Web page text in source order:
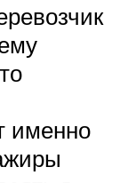
именно